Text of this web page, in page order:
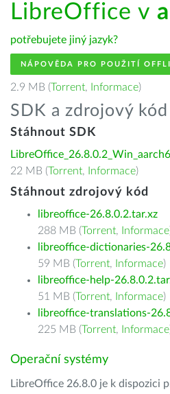
LibreOffice v
potřebujete jiný jazyk?
NÁPOVĚDA PRO POUŽITÍ
2.9 MB (Torrent, Informace)
SDK a zdrojový kód
Stáhnout SDK
22 MB (Torrent, Informace)
Stáhnout zdrojový kód
libreoffice-26.8.0.2.tar.xz
288 MB (Torrent, Informace
libreoffice-dictionaries-
59 MB (Torrent, Informace)
libreoffice-help-
51 MB (Torrent, Informace)
libreoffice-translations-
225 MB (Torrent, Informace
Operační systémy
LibreOffice 26.8.0 je k dispozici